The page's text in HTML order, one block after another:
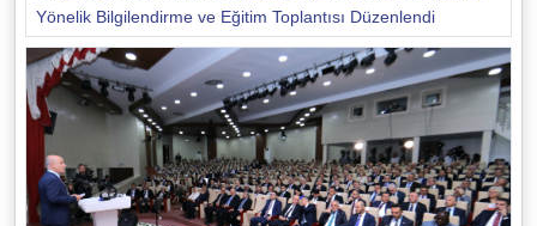
Yönelik Bilgilendirme ve Eğitim Toplantısı Düzenlendi